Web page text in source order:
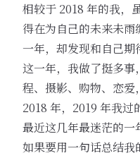
相较于 2018 年的我，
得在为自己的未来未
一年，却发现和自己期
这一年，我做了挺多
程、摄影、购物、恋
2018 年，2019 年我
最近这几年最迷茫的一
如果要用一句话总结